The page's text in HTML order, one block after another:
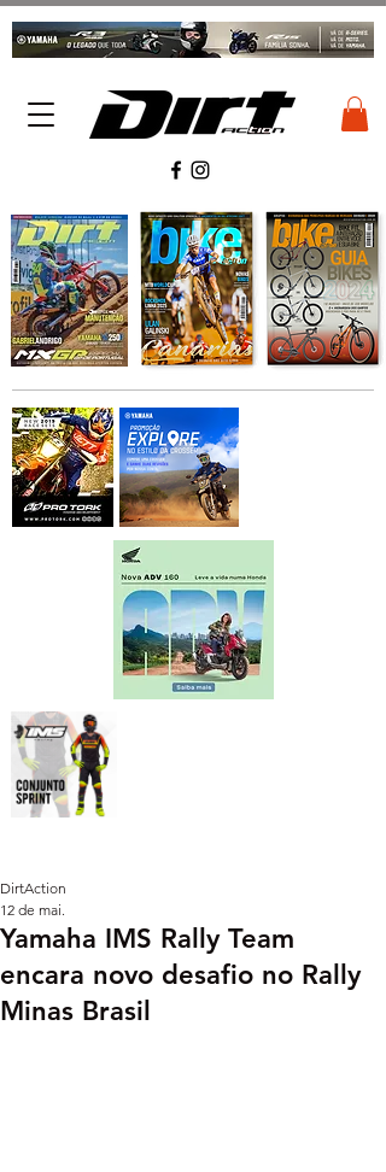
Yamaha IMS Rally Team
encara novo desafio no Rally
Minas Brasil
DirtAction
12 de mai.